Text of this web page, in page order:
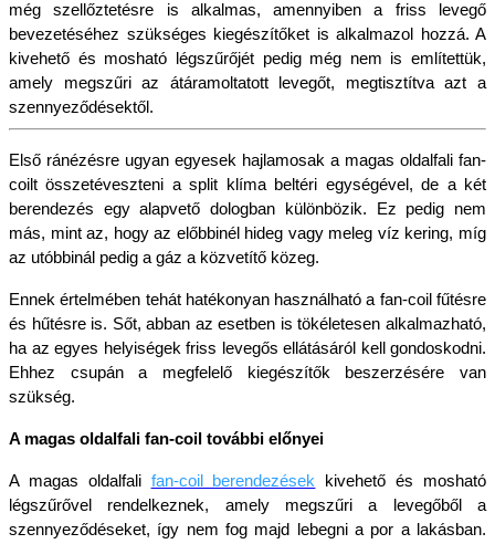
még szellőztetésre is alkalmas, amennyiben a friss levegő
bevezetéséhez szükséges kiegészítőket is alkalmazol hozzá. A
kivehető és mosható légszűrőjét pedig még nem is említettük,
amely megszűri az átáramoltatott levegőt, megtisztítva azt a
szennyeződésektől.
Első ránézésre ugyan egyesek hajlamosak a magas oldalfali fan-
coilt összetéveszteni a split klíma beltéri egységével, de a két
berendezés egy alapvető dologban különbözik. Ez pedig nem
más, mint az, hogy az előbbinél hideg vagy meleg víz kering, míg
az utóbbinál pedig a gáz a közvetítő közeg.
Ennek értelmében tehát hatékonyan használható a fan-coil fűtésre
és hűtésre is. Sőt, abban az esetben is tökéletesen alkalmazható,
ha az egyes helyiségek friss levegős ellátásáról kell gondoskodni.
Ehhez csupán a megfelelő kiegészítők beszerzésére van
szükség.
A magas oldalfali fan-coil további előnyei
A magas oldalfali fan-coil berendezések kivehető és mosható
légszűrővel rendelkeznek, amely megszűri a levegőből a
szennyeződéseket, így nem fog majd lebegni a por a lakásban.